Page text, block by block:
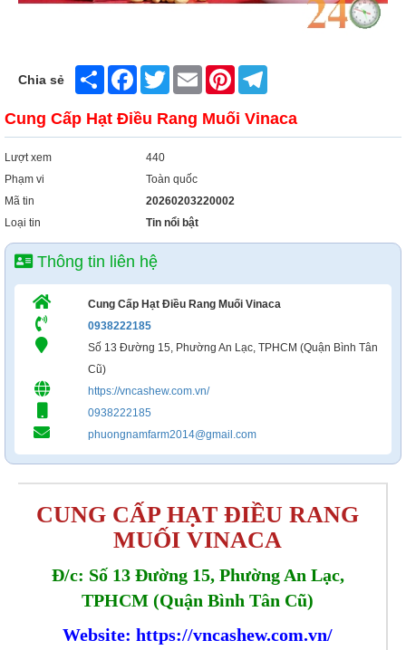
Xây Dựng
Chia sẻ Share FacebookTwitter Email Pinterest
Cung Cấp Hạt Điều Rang Muối Vinaca
Lượt xem
440
Phạm vi
Toàn quốc
Mã tin
20260203220002
Loại tin
Tin nổi bật
Thông tin liên hệ
Cung Cấp Hạt Điều Rang Muối Vinaca
0938222185
Số 13 Đường 15, Phường An Lạc, TPHCM (Quận Bình Tân
Cũ)
https://vncashew.com.vn/
0938222185
phuongnamfarm2014@gmail.com
CUNG CẤP HẠT ĐIỀU RANG
MUỐI VINACA
Đ/c: Số 13 Đường 15, Phường An Lạc,
TPHCM (Quận Bình Tân Cũ)
Website: https://vncashew.com.vn/